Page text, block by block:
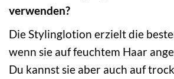
verwenden?
Die Stylinglotion erzielt die
wenn sie auf feuchtem Haar
Du kannst sie aber auch auf